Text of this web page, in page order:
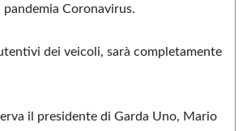
Coronavirus.
dei veicoli, sarà completamente
il presidente di Garda Uno, Mario